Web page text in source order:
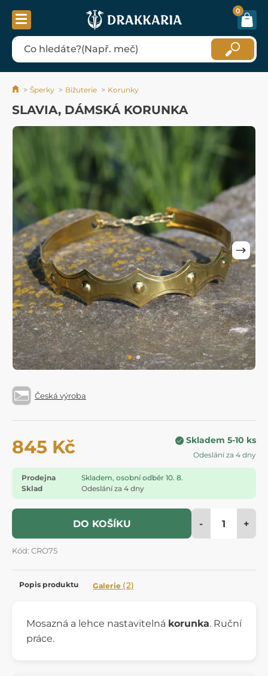
0
Šperky Bižuterie Korunky
SLAVIA, DÁMSKÁ KORUNKA
Česká výroba
845 Kč Skladem 5-10 ks
Odeslání za 4 dny
Prodejna
Skladem, osobní odběr 10. 8.
Sklad
Odeslání za 4 dny
DO KOŠÍKU - +
Kód: CRO75
Popis produktu Galerie (2)
Mosazná a lehce nastavitelná korunka. Ruční
práce.